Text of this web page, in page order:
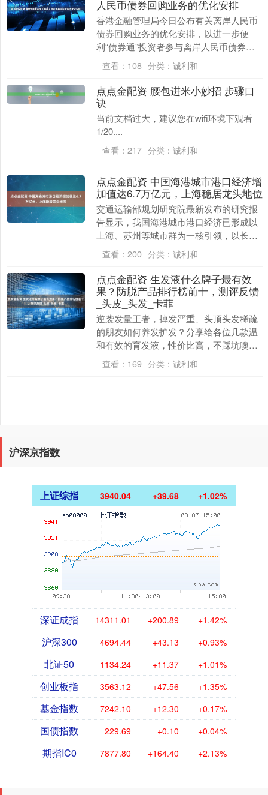
人民币债券回购业务的优化安排
香港金融管理局今日公布有关离岸人民币
债券回购业务的优化安排，以进一步便
利“债券通”投资者参与离岸人民币债券回
购业务。现时离岸人民币回购业务仅限于
以人民币单币种结....
查看： 108 分类： 诚利和
点点金配资 腰包进米小妙招 步骤口
诀
当前文档过大，建议您在wifi环境下观看
1/20....
查看： 217 分类： 诚利和
点点金配资 中国海港城市港口经济增
加值达6.7万亿元，上海稳居龙头地位
交通运输部规划研究院最新发布的研究报
告显示，我国海港城市港口经济已形成以
上海、苏州等城市群为一核引领，以长三
角区域和珠三角区域为两区协同发展，以
环渤海区域、东南....
查看： 200 分类： 诚利和
点点金配资 生发液什么牌子最有效
果？防脱产品排行榜前十，测评反馈
_头皮_头发_卡菲
逆袭发量王者，掉发严重、头顶头发稀疏
的朋友如何养发护发？分享给各位几款温
和有效的育发液，性价比高，不踩坑噢
——告别秃头脱发：最新防脱产品排行榜
前十盘点，国货权威....
查看： 169 分类： 诚利和
沪深京指数
上证综指 3940.04 +39.68 +1.02%
深证成指 14311.01 +200.89 +1.42%
沪深300 4694.44 +43.13 +0.93%
北证50 1134.24 +11.37 +1.01%
创业板指 3563.12 +47.56 +1.35%
基金指数 7242.10 +12.30 +0.17%
国债指数 229.69 +0.10 +0.04%
期指IC0 7877.80 +164.40 +2.13%